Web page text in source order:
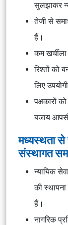
सुलझाकर
तेजी से
हैं।
कम
रिश्तों को
लिए
पक्षकारों
बजाय
मध्यस्थता से
संस्थागत
न्यायिक
की
हैं।
नागरिक